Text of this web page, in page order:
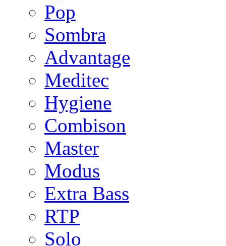
Pop
Sombra
Advantage
Meditec
Hygiene
Combison
Master
Modus
Extra Bass
RTP
Solo